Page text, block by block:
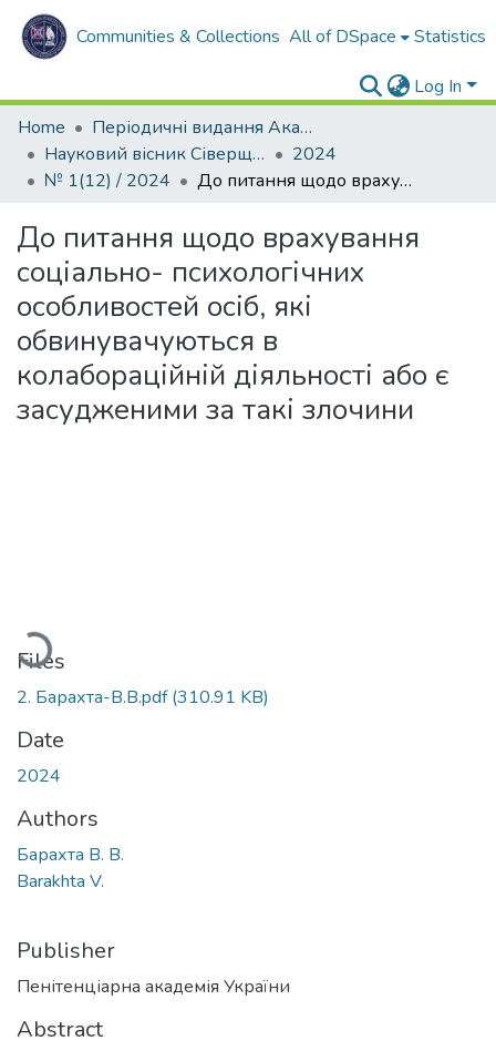
Communities & Collections All of DSpace Statistics
Log In
Home
Періодичні видання Академії
Науковий вісник Сіверщини. Серія: Освіта. Соціальні та поведінкові науки
2024
№ 1(12) / 2024
До питання щодо врахування соціально- психологічних особливостей осіб, які обвинувачуються в колабораційній діяльності або є засудженими за такі злочини
До питання щодо врахування
соціально- психологічних
особливостей осіб, які
обвинувачуються в
колабораційній діяльності або є
засудженими за такі злочини
Loading...
Files
2. Барахта-В.В.pdf(310.91 KB)
Date
2024
Authors
Барахта В. В.
Barakhta V.
Publisher
Пенітенціарна академія України
Abstract